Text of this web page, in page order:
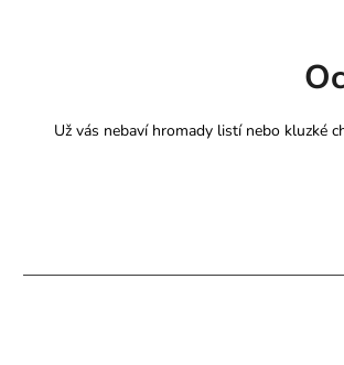
Už vás nebaví hromady listí nebo kluzké